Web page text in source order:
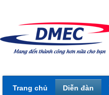
Trang chủ Diễn đàn